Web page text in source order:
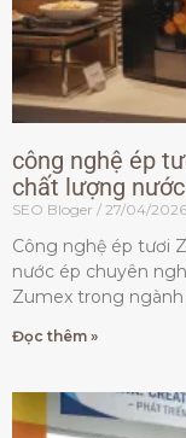
công nghệ ép
chất lượng
SEO Bloger 27/04/2026
Công nghệ ép tươi
nước ép chuyên
Zumex trong ngành
Đọc thêm »